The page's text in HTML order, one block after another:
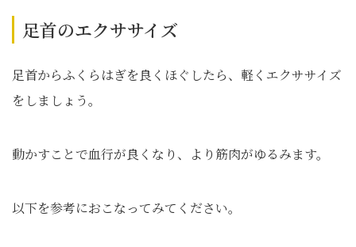
足首のエクササイズ
足首からふくらはぎを良くほぐしたら、軽くエクササイズ
をしましょう。
動かすことで血行が良くなり、より筋肉がゆるみます。
以下を参考におこなってみてください。